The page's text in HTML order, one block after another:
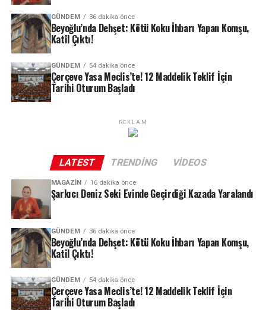
Sevenlerine ve kendisine geçmiş olsun dileklerini ileten
herkese teşekkür eden Seki, bir süre dinlenmesinin
ardından en kısa zamanda yeniden sahnede
hayranlarıyla buluşacağını duyurdu.
Miyom Ameliyatı Kabusa Döndü
Her şey, Aslı Bekiroğlu’nun rahmindeki miyomu aldırmak
için girdiği basit bir operasyonla başladı. Ancak bu
operasyon, Bekiroğlu’nun hayatında uzun soluklu bir
yanlışlıkla bağırsağı 7 santimetre kesilen oyuncu，bu
talihsiz hatanın ardından peş peşe ameliyatlar geçirmek
zorunda kaldı. İlk operasyondan bir hafta sonra
bağırsağındaki kesik nedeniyle tekrar ameliyat masasına
yatan Bekiroğlu, ardından oluşan sızıntı ve iyileşmeyen
yaralar nedeniyle sağlık kurumları arasında adeta mekik
dokudu.
REKLAM
GÜNDEM 36 dakika önce
Beyoğlu’nda Dehşet: Kötü Koku İhbarı Yapan Komşu,
Katil Çıktı!
GÜNDEM 54 dakika önce
Çerçeve Yasa Meclis’te! 12 Maddelik Teklif İçin
Tarihi Oturum Başladı
REKLAM
LATEST TRENDING VIDEOS
MAGAZIN 16 dakika önce
Şarkıcı Deniz Seki Evinde Geçirdiği Kazada Yaralandı
GÜNDEM 36 dakika önce
Beyoğlu’nda Dehşet: Kötü Koku İhbarı Yapan Komşu,
Katil Çıktı!
GÜNDEM 54 dakika önce
Çerçeve Yasa Meclis’te! 12 Maddelik Teklif İçin
Tarihi Oturum Başladı